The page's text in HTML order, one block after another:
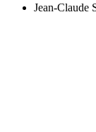
Jean-Claude